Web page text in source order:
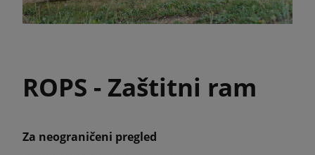
ROPS - Zaštitni ram
Za neograničeni pregled